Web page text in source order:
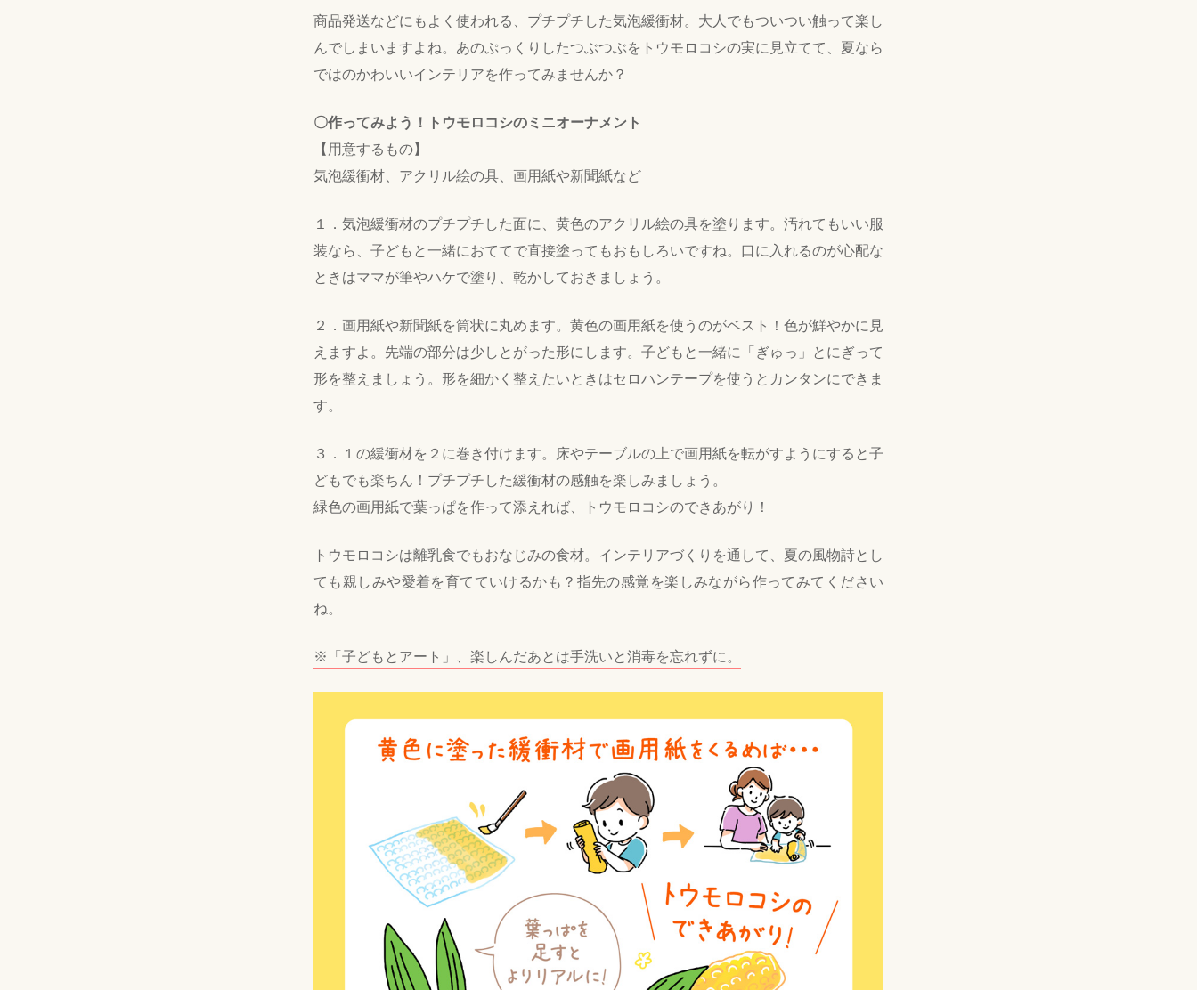
商品発送などにもよく使われる、プチプチした気泡緩衝材。大人でもついつい触って楽し
んでしまいますよね。あのぷっくりしたつぶつぶをトウモロコシの実に見立てて、夏なら
ではのかわいいインテリアを作ってみませんか？
〇作ってみよう！トウモロコシのミニオーナメント
【用意するもの】
気泡緩衝材、アクリル絵の具、画用紙や新聞紙など
１．気泡緩衝材のプチプチした面に、黄色のアクリル絵の具を塗ります。汚れてもいい服
装なら、子どもと一緒におててで直接塗ってもおもしろいですね。口に入れるのが心配な
ときはママが筆やハケで塗り、乾かしておきましょう。
２．画用紙や新聞紙を筒状に丸めます。黄色の画用紙を使うのがベスト！色が鮮やかに見
えますよ。先端の部分は少しとがった形にします。子どもと一緒に「ぎゅっ」とにぎって
形を整えましょう。形を細かく整えたいときはセロハンテープを使うとカンタンにできま
す。
３．１の緩衝材を２に巻き付けます。床やテーブルの上で画用紙を転がすようにすると子
どもでも楽ちん！プチプチした緩衝材の感触を楽しみましょう。
緑色の画用紙で葉っぱを作って添えれば、トウモロコシのできあがり！
トウモロコシは離乳食でもおなじみの食材。インテリアづくりを通して、夏の風物詩とし
ても親しみや愛着を育てていけるかも？指先の感覚を楽しみながら作ってみてください
ね。
※「子どもとアート」、楽しんだあとは手洗いと消毒を忘れずに。